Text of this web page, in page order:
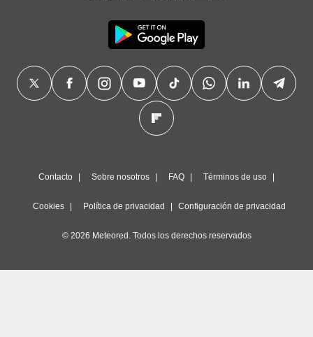
Contacto Sobre nosotros FAQ Términos de uso
Cookies Política de privacidad Configuración de privacidad
© 2026 Meteored. Todos los derechos reservados